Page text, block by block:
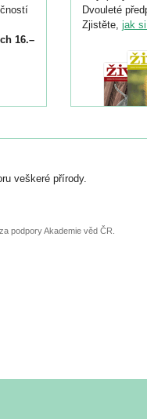
16.–
Dvouleté
Zjistěte, jak
veškeré přírody.
podpory Akademie věd ČR.